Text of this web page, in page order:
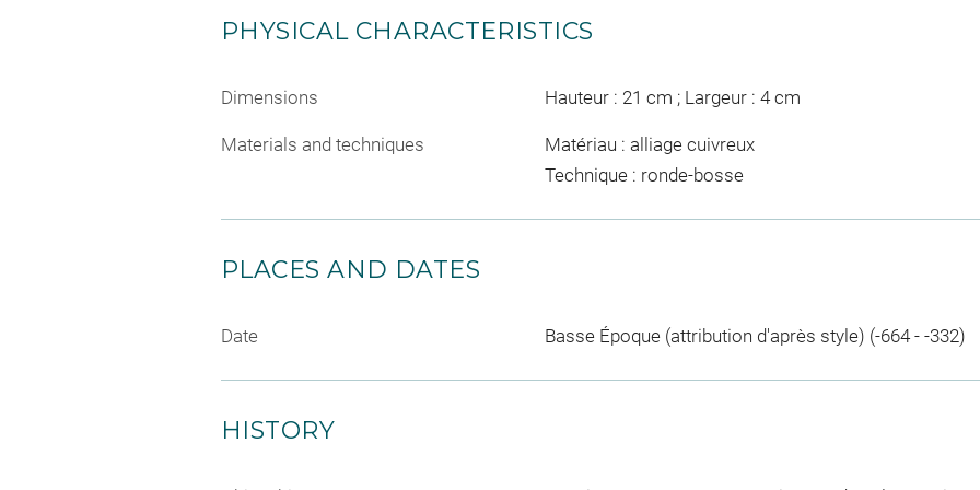
PHYSICAL CHARACTERISTICS
Dimensions Hauteur : 21 cm ; Largeur : 4 cm
Materials and techniques
Matériau : alliage cuivreux
Technique : ronde-bosse
PLACES AND DATES
Date Basse Époque (attribution d'après style) (-664 - -332)
HISTORY